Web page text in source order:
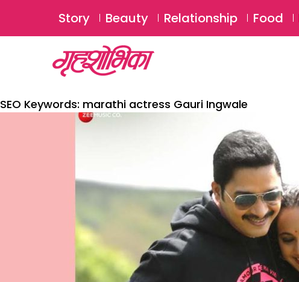
Story Beauty Relationship Food
SEO Keywords: marathi actress Gauri Ingwale